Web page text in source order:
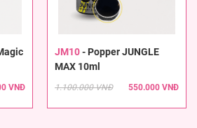
VNĐ
JM10- Popper JUNGLE
MAX 10ml
1.100.000 VNĐ 550.000 VNĐ